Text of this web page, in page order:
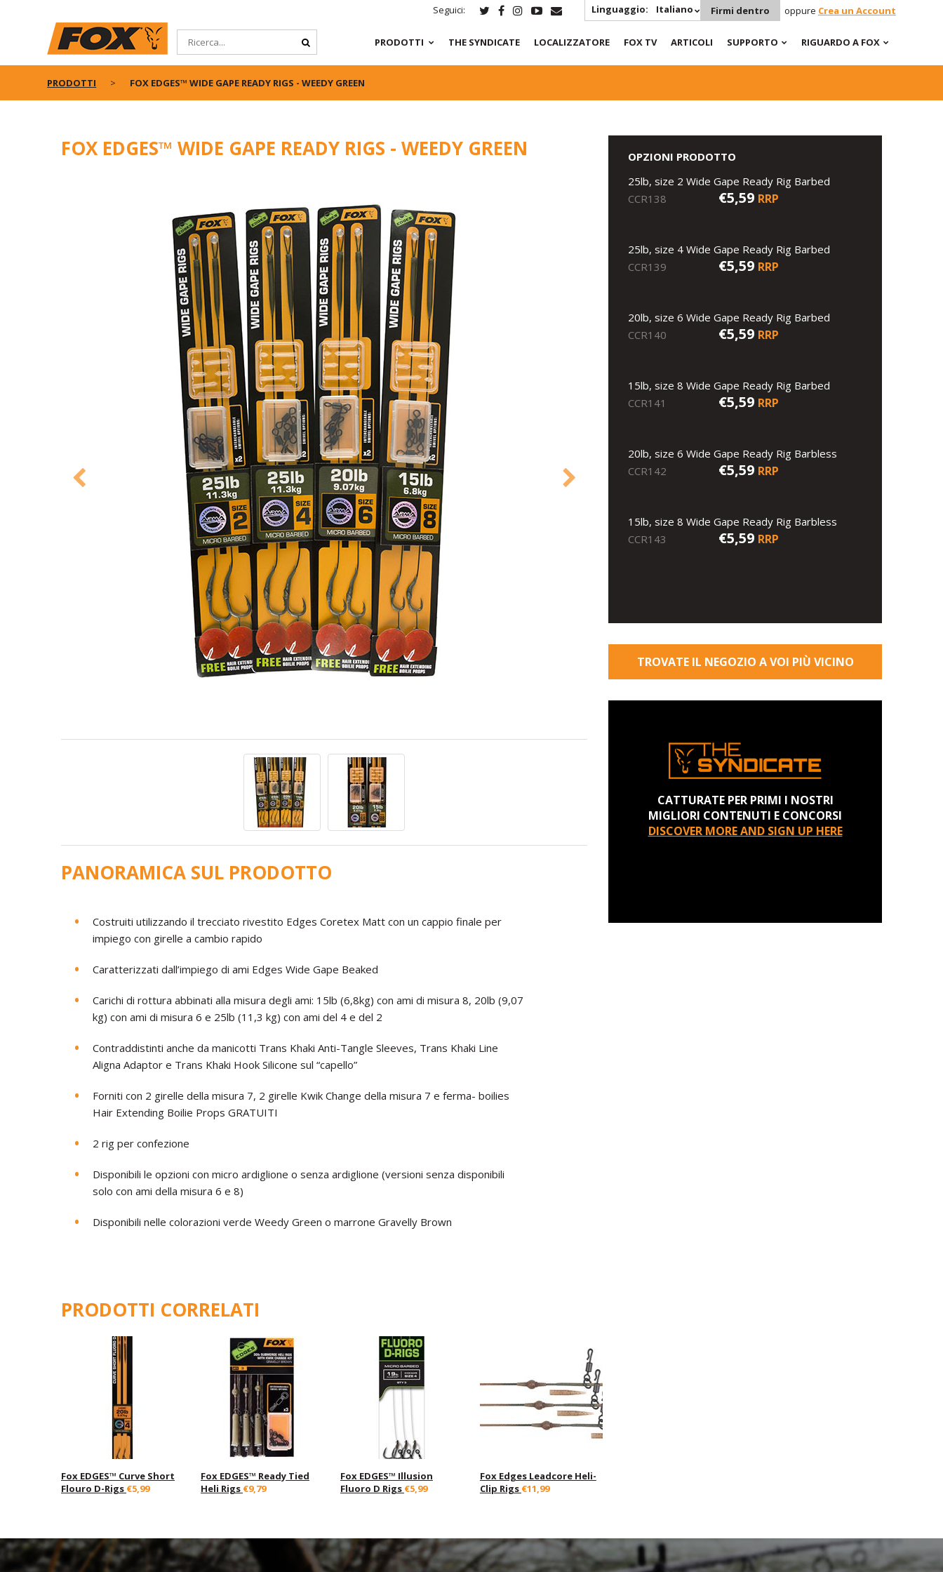
Seguici: Linguaggio: Italiano Firmi dentro oppure Crea un Account
PRODOTTI THE SYNDICATE LOCALIZZATORE FOX TV ARTICOLI SUPPORTO RIGUARDO A FOX
PRODOTTI FOX EDGES™ WIDE GAPE READY RIGS - WEEDY GREEN
FOX EDGES™ WIDE GAPE READY RIGS - WEEDY GREEN
PANORAMICA SUL PRODOTTO
Costruiti utilizzando il trecciato rivestito Edges Coretex Matt con un cappio finale per
impiego con girelle a cambio rapido
Caratterizzati dall’impiego di ami Edges Wide Gape Beaked
Carichi di rottura abbinati alla misura degli ami: 15lb (6,8kg) con ami di misura 8, 20lb (9,07
kg) con ami di misura 6 e 25lb (11,3 kg) con ami del 4 e del 2
Contraddistinti anche da manicotti Trans Khaki Anti-Tangle Sleeves, Trans Khaki Line
Aligna Adaptor e Trans Khaki Hook Silicone sul “capello”
Forniti con 2 girelle della misura 7, 2 girelle Kwik Change della misura 7 e ferma- boilies
Hair Extending Boilie Props GRATUITI
2 rig per confezione
Disponibili le opzioni con micro ardiglione o senza ardiglione (versioni senza disponibili
solo con ami della misura 6 e 8)
Disponibili nelle colorazioni verde Weedy Green o marrone Gravelly Brown
OPZIONI PRODOTTO
25lb, size 2 Wide Gape Ready Rig Barbed
CCR138
€5,59 RRP
25lb, size 4 Wide Gape Ready Rig Barbed
CCR139
€5,59 RRP
20lb, size 6 Wide Gape Ready Rig Barbed
CCR140
€5,59 RRP
15lb, size 8 Wide Gape Ready Rig Barbed
CCR141
€5,59 RRP
20lb, size 6 Wide Gape Ready Rig Barbless
CCR142
€5,59 RRP
15lb, size 8 Wide Gape Ready Rig Barbless
CCR143
€5,59 RRP
TROVATE IL NEGOZIO A VOI PIÙ VICINO
CATTURATE PER PRIMI I NOSTRI
MIGLIORI CONTENUTI E CONCORSI
DISCOVER MORE AND SIGN UP HERE
PRODOTTI CORRELATI
Fox EDGES™ Curve Short
Flouro D-Rigs €5,99
Fox EDGES™ Ready Tied
Heli Rigs €9,79
Fox EDGES™ Illusion
Fluoro D Rigs €5,99
Fox Edges Leadcore Heli-
Clip Rigs €11,99